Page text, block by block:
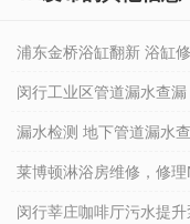
浦东金桥浴缸翻新 浴缸
闵行工业区管道漏水查
漏水检测 地下管道漏水
莱博顿淋浴房维修，修
闵行莘庄咖啡厅污水提